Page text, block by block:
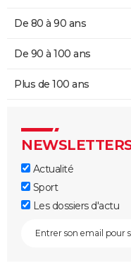
De 80 à 90 ans
De 90 à 100 ans
Plus de 100 ans
Actualité
Sport
Les dossiers d'actu